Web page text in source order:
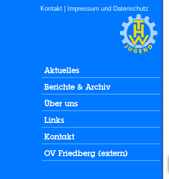
Kontakt| Impressum und Datenschutz
Aktuelles
Berichte & Archiv
Über uns
Links
Kontakt
OV Friedberg (extern)